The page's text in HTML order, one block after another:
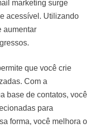
marketing surge
acessível. Utilizando
aumentar
que você crie
Com a
base de contatos, você
para
forma, você melhora o